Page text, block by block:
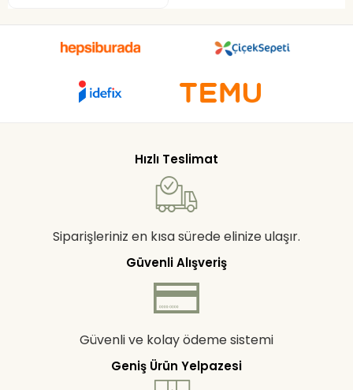
Hızlı Teslimat
Siparişleriniz en kısa sürede elinize ulaşır.
Güvenli Alışveriş
Güvenli ve kolay ödeme sistemi
Geniş Ürün Yelpazesi